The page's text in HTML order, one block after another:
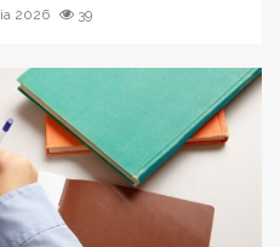
2026 39